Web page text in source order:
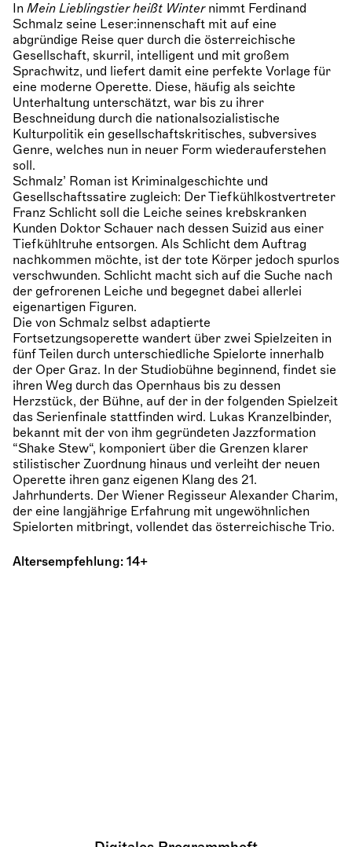
In Mein Lieblingstier heißt Winternimmt Ferdinand
Schmalz seine Leser:innenschaft mit auf eine
abgründige Reise quer durch die österreichische
Gesellschaft, skurril, intelligent und mit großem
Sprachwitz, und liefert damit eine perfekte Vorlage für
eine moderne Operette. Diese, häufig als seichte
Unterhaltung unterschätzt, war bis zu ihrer
Beschneidung durch die nationalsozialistische
Kulturpolitik ein gesellschaftskritisches, subversives
Genre, welches nun in neuer Form wiederauferstehen
soll.
Schmalz’ Roman ist Kriminalgeschichte und
Gesellschaftssatire zugleich: Der Tiefkühlkostvertreter
Franz Schlicht soll die Leiche seines krebskranken
Kunden Doktor Schauer nach dessen Suizid aus einer
Tiefkühltruhe entsorgen. Als Schlicht dem Auftrag
nachkommen möchte, ist der tote Körper jedoch spurlos
verschwunden. Schlicht macht sich auf die Suche nach
der gefrorenen Leiche und begegnet dabei allerlei
eigenartigen Figuren.
Die von Schmalz selbst adaptierte
Fortsetzungsoperette wandert über zwei Spielzeiten in
fünf Teilen durch unterschiedliche Spielorte innerhalb
der Oper Graz. In der Studiobühne beginnend, findet sie
ihren Weg durch das Opernhaus bis zu dessen
Herzstück, der Bühne, auf der in der folgenden Spielzeit
das Serienfinale stattfinden wird. Lukas Kranzelbinder,
bekannt mit der von ihm gegründeten Jazzformation
“Shake Stew“, komponiert über die Grenzen klarer
stilistischer Zuordnung hinaus und verleiht der neuen
Operette ihren ganz eigenen Klang des 21.
Jahrhunderts. Der Wiener Regisseur Alexander Charim,
der eine langjährige Erfahrung mit ungewöhnlichen
Spielorten mitbringt, vollendet das österreichische Trio.
Altersempfehlung: 14+